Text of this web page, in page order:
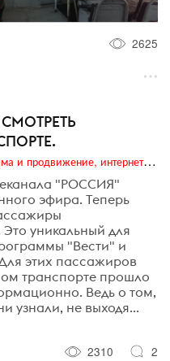
2625
Digital (web-дизайн, интернет-реклама и продвижение, интернет-сообщества и блоги, интернет-коммуникации, мобильный маркетинг, реклама на цифровых экранах)
"РОССИЯ"
эфира. Теперь
уникальный для
"Вести" и
этих пассажиров
транспорте прошло
Ведь о том,
узнали, не выходя...
2310 2